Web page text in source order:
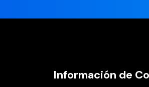
Información de